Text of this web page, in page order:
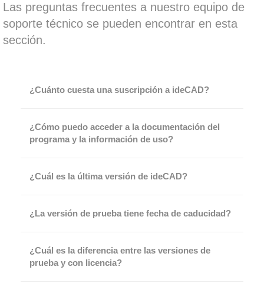
Las preguntas frecuentes a nuestro equipo de
soporte técnico se pueden encontrar en esta
sección.
¿Cuánto cuesta una suscripción a ideCAD?
¿Cómo puedo acceder a la documentación del
programa y la información de uso?
¿Cuál es la última versión de ideCAD?
¿La versión de prueba tiene fecha de caducidad?
¿Cuál es la diferencia entre las versiones de
prueba y con licencia?